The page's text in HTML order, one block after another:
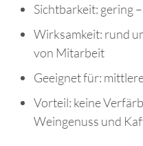
Sichtbarkeit: gering
Wirksamkeit: rund
von Mitarbeit
Geeignet für:
Vorteil: keine
Weingenuss und